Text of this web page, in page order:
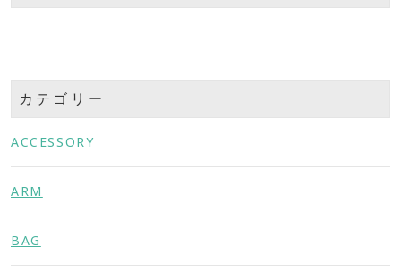
カテゴリー
ACCESSORY
ARM
BAG